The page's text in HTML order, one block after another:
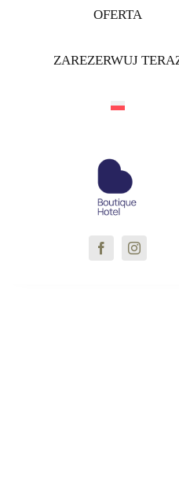
OFERTA
ZAREZERWUJ